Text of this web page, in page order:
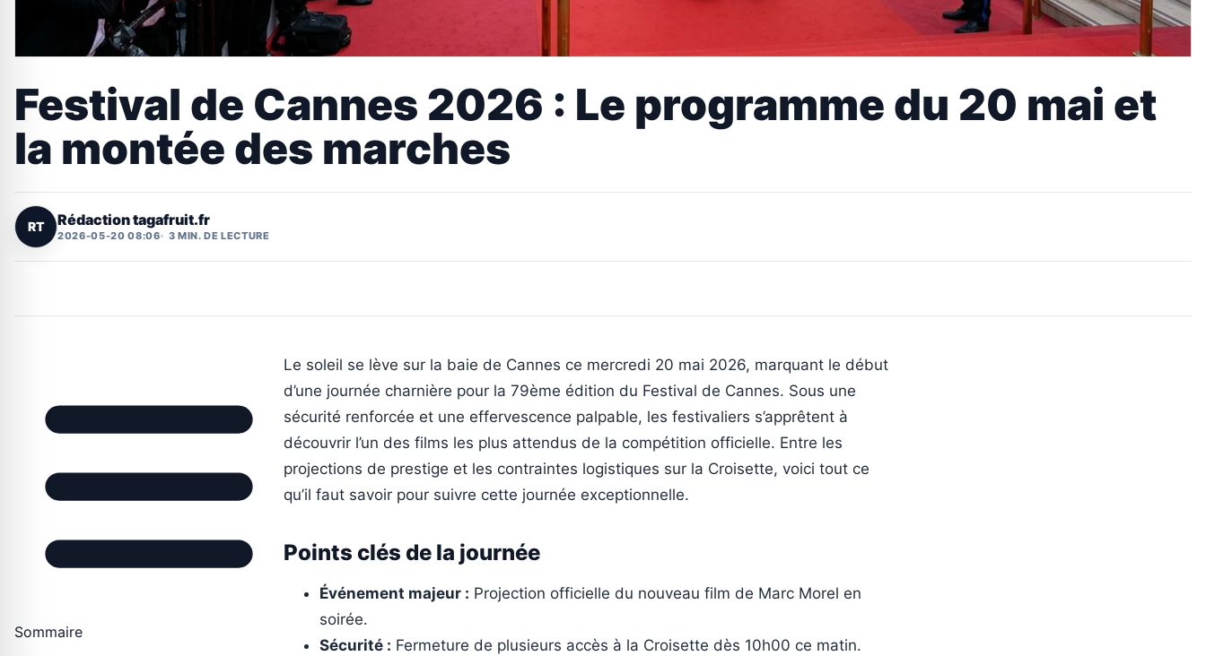
Festival de Cannes 2026 : Le programme du 20 mai et
la montée des marches
RT Rédaction tagafruit.fr
2026-05-20 08:06 3 MIN. DE LECTURE
Sommaire
Le soleil se lève sur la baie de Cannes ce mercredi 20 mai 2026, marquant le début
d’une journée charnière pour la 79ème édition du Festival de Cannes. Sous une
sécurité renforcée et une effervescence palpable, les festivaliers s’apprêtent à
découvrir l’un des films les plus attendus de la compétition officielle. Entre les
projections de prestige et les contraintes logistiques sur la Croisette, voici tout ce
qu’il faut savoir pour suivre cette journée exceptionnelle.
Points clés de la journée
Événement majeur : Projection officielle du nouveau film de Marc Morel en
soirée.
Sécurité : Fermeture de plusieurs accès à la Croisette dès 10h00 ce matin.